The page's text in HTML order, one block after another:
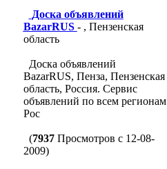
Доска объявлений
BazarRUS - , Пензенская
область
Доска объявлений
BazarRUS, Пенза, Пензенская
область, Россия. Сервис
объявлений по всем регионам
Рос
(7937Просмотров с 12-08-
2009)